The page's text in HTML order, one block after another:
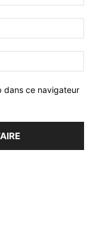
dans ce navigateur